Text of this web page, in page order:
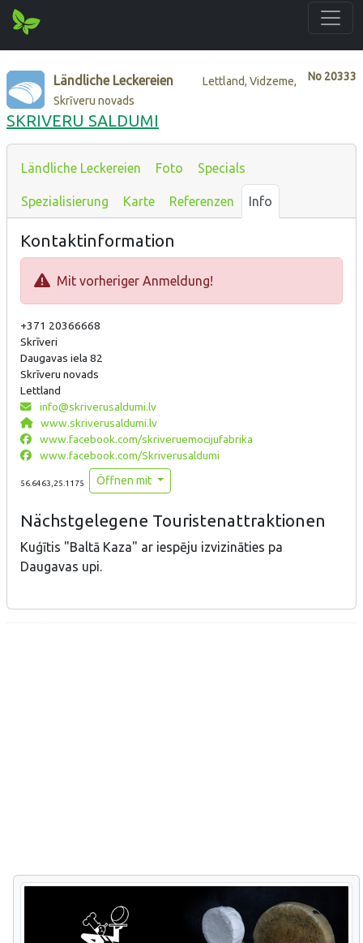
No 20333
Ländliche Leckereien
Lettland, Vidzeme,
Skrīveru novads
SKRIVERU SALDUMI
Ländliche Leckereien Foto Specials
Spezialisierung Karte Referenzen Info
Kontaktinformation
Mit vorheriger Anmeldung!
+371 20366668
Skrīveri
Daugavas iela 82
Skrīveru novads
Lettland
info@skriverusaldumi.lv
www.skriverusaldumi.lv
www.facebook.com/skriveruemocijufabrika
www.facebook.com/Skriverusaldumi
56.6463,25.1175 Öffnen mit
Nächstgelegene Touristenattraktionen
Kuģītis "Baltā Kaza" ar iespēju izvizināties pa
Daugavas upi.